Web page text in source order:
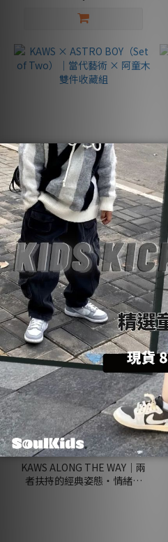
藝
術
更
多
KAWS × ASTRO BOY（Set
of Two）｜當代藝術 × 阿童
木雙件收藏組
售完
KAWS ALONG THE WAY｜兩
者扶持的經典姿態・情緒系